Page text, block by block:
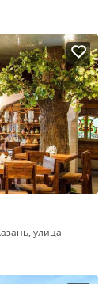
улица